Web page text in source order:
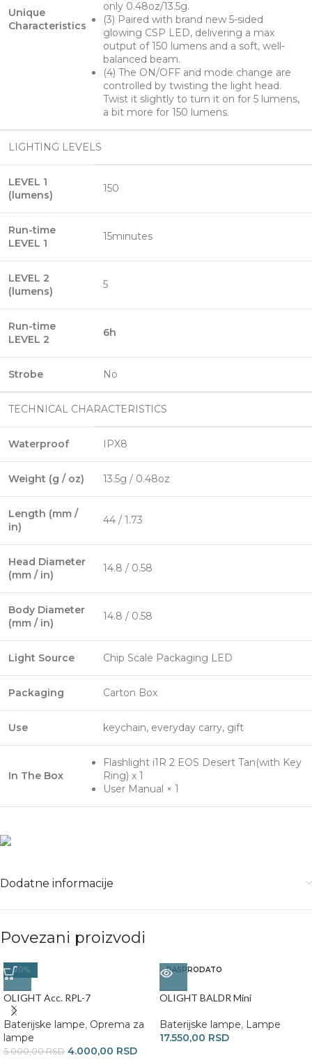
Unique
Characteristics
only 0.48oz/13.5g.
(3) Paired with brand new 5-sided
glowing CSP LED, delivering a max
output of 150 lumens and a soft, well-
balanced beam.
(4) The ON/OFF and mode change are
controlled by twisting the light head.
Twist it slightly to turn it on for 5 lumens,
a bit more for 150 lumens.
LIGHTING LEVELS
LEVEL 1
(lumens)
150
Run-time
LEVEL 1
15minutes
LEVEL 2
(lumens)
5
Run-time
LEVEL 2
6h
Strobe No
TECHNICAL CHARACTERISTICS
Waterproof IPX8
Weight (g / oz) 13.5g / 0.48oz
Length (mm /
in)
44 / 1.73
Head Diameter
(mm / in)
14.8 / 0.58
Body Diameter
(mm / in)
14.8 / 0.58
Light Source Chip Scale Packaging LED
Packaging Carton Box
Use keychain, everyday carry, gift
In The Box
Flashlight i1R 2 EOS Desert Tan(with Key
Ring) x 1
User Manual × 1
Dodatne informacije
Povezani proizvodi
-20%
OLIGHT Acc. RPL-7
Baterijske lampe, Oprema za
lampe
5.000,00RSD 4.000,00 RSD
RASPRODATO
OLIGHT BALDR Mini
Baterijske lampe, Lampe
17.550,00 RSD